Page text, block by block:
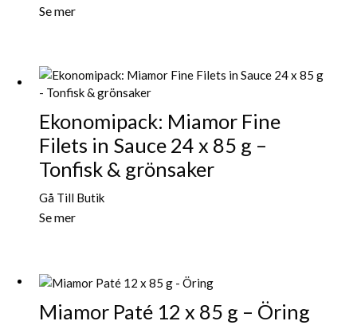
Se mer
Ekonomipack: Miamor Fine
Filets in Sauce 24 x 85 g –
Tonfisk & grönsaker
Gå Till Butik
Se mer
Miamor Paté 12 x 85 g – Öring